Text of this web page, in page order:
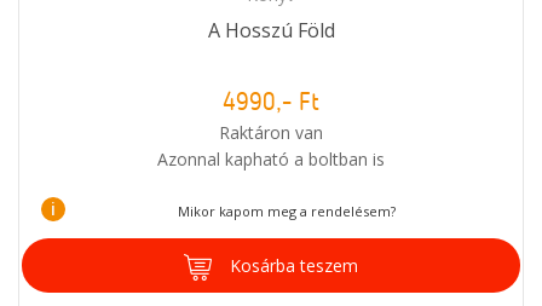
A Hosszú Föld
4990,- Ft
Raktáron van
Azonnal kapható a boltban is
i Mikor kapom meg a rendelésem?
Kosárba teszem